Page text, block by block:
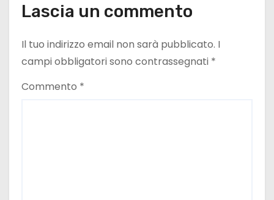
Lascia un commento
Il tuo indirizzo email non sarà pubblicato. I
campi obbligatori sono contrassegnati *
Commento *